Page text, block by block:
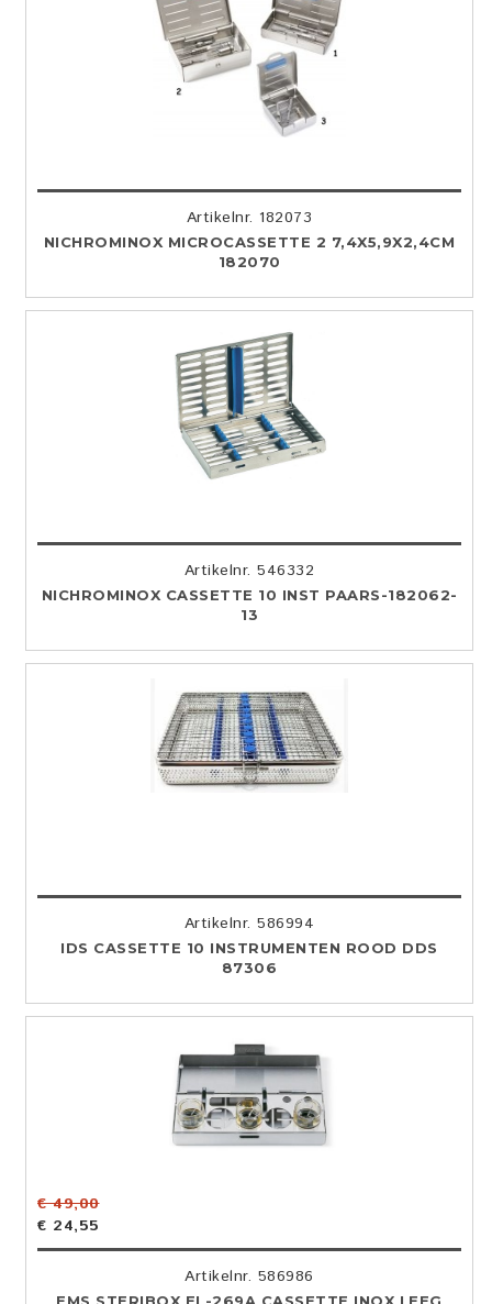
Artikelnr. 182073
NICHROMINOX MICROCASSETTE 2 7,4X5,9X2,4CM
182070
Artikelnr. 546332
NICHROMINOX CASSETTE 10 INST PAARS-182062-
13
Artikelnr. 586994
IDS CASSETTE 10 INSTRUMENTEN ROOD DDS
87306
€ 49,00
€ 24,55
Artikelnr. 586986